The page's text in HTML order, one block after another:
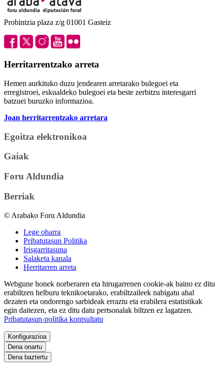
Probintzia plaza z/g 01001 Gasteiz
Herritarrentzako arreta
Hemen aurkituko duzu jendearen arretarako bulegoei eta
erregistroei, eskualdeko bulegoei eta beste zerbitzu interesgarri
batzuei buruzko informazioa.
Joan herritarrentzako arretara
Egoitza elektronikoa
Gaiak
Foru Aldundia
Berriak
© Arabako Foru Aldundia
Lege oharra
Pribatutasun Politika
Irisgarritasuna
Salaketa kanala
Herritarren arreta
Webgune honek norberaren eta hirugarrenen cookie-ak baino ez ditu
erabiltzen helburu teknikoetarako, erabiltzaileek nabigatu ahal
dezaten eta ondorengo sarbideak erraztu eta erabilera estatistikak
egin daitezen, eta ez ditu datu pertsonalak biltzen ez lagatzen.
Pribatutasun-politika kontsultatu
Konfigurazioa
Dena onartu
Dena baztertu